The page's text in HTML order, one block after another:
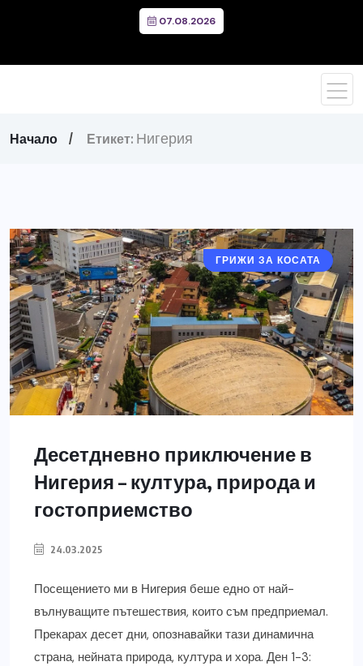
07.08.2026
Начало Етикет: Нигерия
ГРИЖИ ЗА КОСАТА
Десетдневно приключение в
Нигерия – култура, природа и
гостоприемство
24.03.2025
Посещението ми в Нигерия беше едно от най-
вълнуващите пътешествия, които съм предприемал.
Прекарах десет дни, опознавайки тази динамична
страна, нейната природа, култура и хора. Ден 1-3: